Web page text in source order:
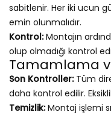
sabitlenir. Her iki ucun
emin olunmalıdır.
Kontrol:Montajın
olup olmadığı kontrol
Tamamlama
Son Kontroller:Tüm
daha kontrol edilir.
Temizlik:Montaj işlemi